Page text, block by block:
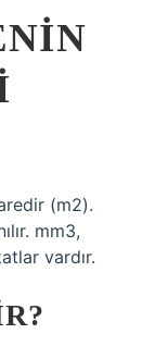
(m2).
mm3,
vardır.